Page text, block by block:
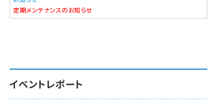
定期メンテナンスのお知らせ
イベントレポート